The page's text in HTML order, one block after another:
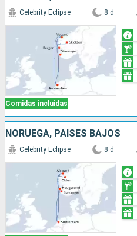
Comidas incluidas
Celebrity Eclipse 8 d
NORUEGA, PAISES BAJOS
Celebrity Eclipse 8 d